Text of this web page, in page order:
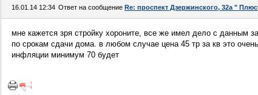
16.01.14 12:34 Ответ на сообщение Re: проспект Дзержинского, 32а "
мне кажется зря стройку хороните, все же имел дело с данным
по срокам сдачи дома. в любом случае цена 45 тр за кв это
инфляции минимум 70 будет